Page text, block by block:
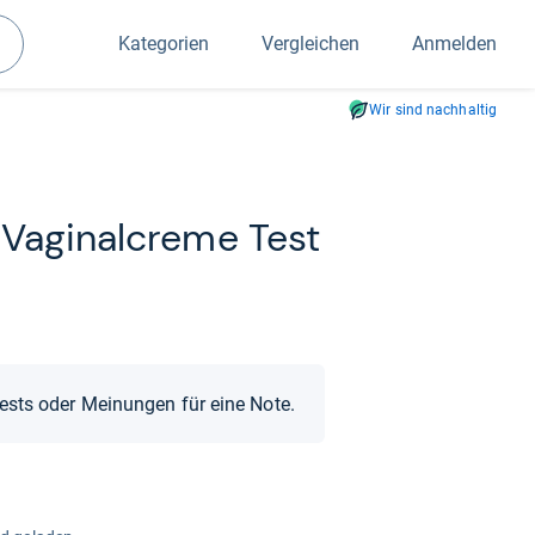
Kategorien Vergleichen Anmelden
Wir sind nachhaltig
Test
oder Meinungen für eine Note.